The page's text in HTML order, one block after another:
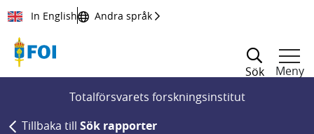
Till innehållet
In English Andra språk
Sök
Meny
Totalförsvarets forskningsinstitut
Tillbaka till Sök rapporter